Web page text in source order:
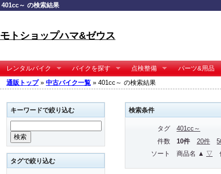
401cc～ の検索結果
モトショップハマ&ゼウス
レンタルバイク バイクを探す 点検整備
パーツ&用品
通販トップ» 中古バイク一覧 » 401cc～ の検索結果
検索条件
タグ
401cc～
件数
10件 20件
ソート
商品名 ▲ ▽
キーワードで絞り込む
タグで絞り込む